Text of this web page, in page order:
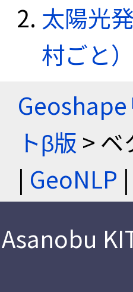
太陽光
村ごと
Geoshape
トβ版 >
| GeoNLP |
Asanobu